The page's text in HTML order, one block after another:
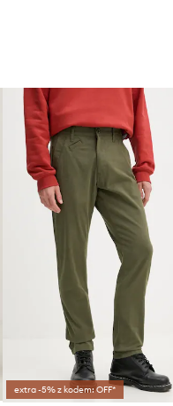
extra -5% z kodem: OFF*